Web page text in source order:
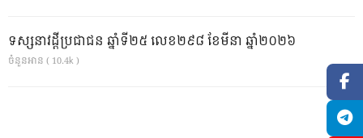
ទស្សនាវដ្ដីប្រជាជន ឆ្នាំទី២៥ លេខ២៩៨ ខែមីនា ឆ្នាំ២០២៦
ចំនួនអាន ( 10.4k )